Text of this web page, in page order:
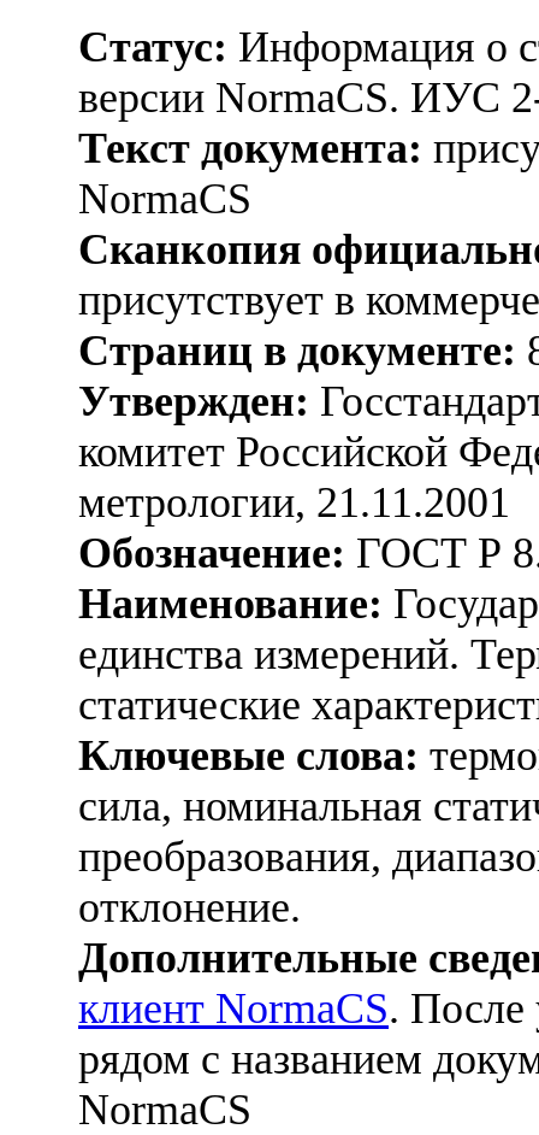
Статус: Информация о
версии NormaCS. ИУС
Текст документа:
NormaCS
Сканкопия
присутствует в
Страниц в документе:
Утвержден:
комитет Российской
метрологии, 21.11.2001
Обозначение: ГОСТ Р
Наименование:
единства измерений.
статические
Ключевые слова:
сила, номинальная
преобразования,
отклонение.
Дополнительные
клиент NormaCS. После
рядом с названием
NormaCS